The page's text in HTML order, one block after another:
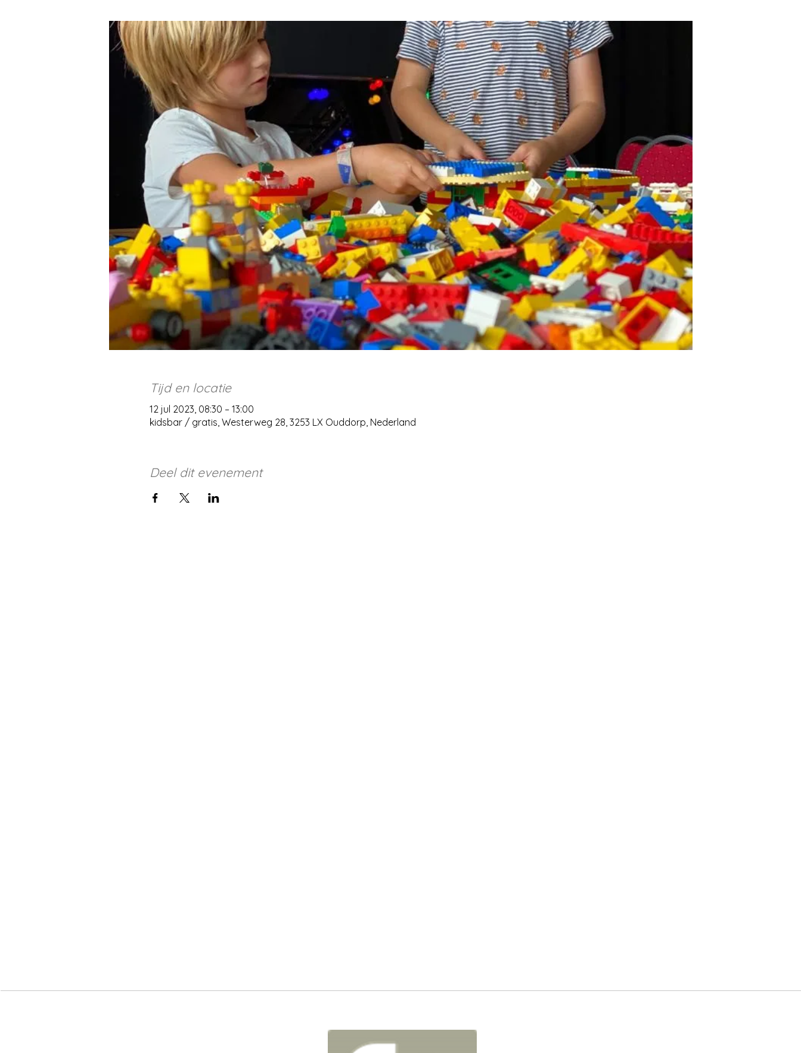
Tijd en locatie
12 jul 2023, 08:30 – 13:00
kidsbar / gratis, Westerweg 28, 3253 LX Ouddorp, Nederland
Deel dit evenement